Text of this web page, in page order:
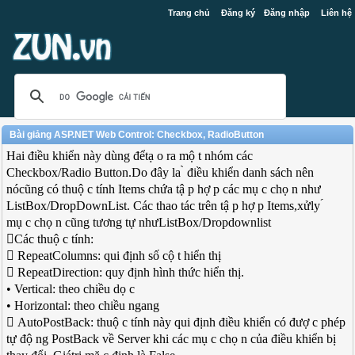
Trang chủ Đăng ký Đăng nhập Liên hệ
Bài giảng ASP.NET Web Control: Checkbox, RadioButton
Hai điều khiển này dùng đểtạ o ra mộ t nhóm các
Checkbox/Radio Button.Do đây la ̀ điều khiển danh sách nên
nócũng có thuộ c tính Items chứa tậ p hợ p các mụ c chọ n như
ListBox/DropDownList. Các thao tác trên tậ p hợ p Items,xửly ́
mụ c chọ n cũng tương tự nhưListBox/Dropdownlist
Các thuộ c tính:
 RepeatColumns: qui định số cộ t hiển thị
 RepeatDirection: quy định hình thức hiển thị.
• Vertical: theo chiều dọ c
• Horizontal: theo chiều ngang
 AutoPostBack: thuộ c tính này qui định điều khiển có đượ c phép
tự độ ng PostBack về Server khi các mụ c chọ n của điều khiển bị